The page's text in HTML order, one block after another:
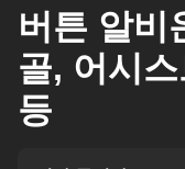
버튼 알비
골, 어시
등